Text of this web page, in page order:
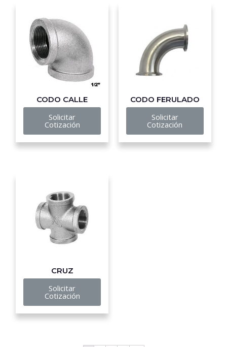
CODO CALLE
Solicitar
Cotización
CODO FERULADO
Solicitar
Cotización
CRUZ
Solicitar
Cotización